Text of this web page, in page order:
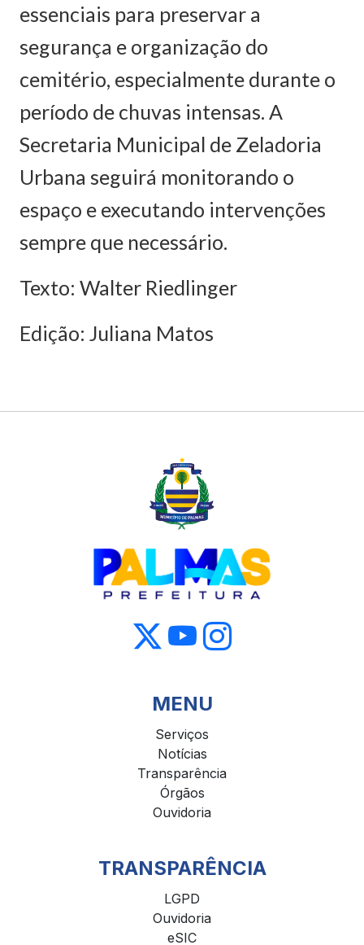
essenciais para preservar a
segurança e organização do
cemitério, especialmente durante o
período de chuvas intensas. A
Secretaria Municipal de Zeladoria
Urbana seguirá monitorando o
espaço e executando intervenções
sempre que necessário.
Texto: Walter Riedlinger
Edição: Juliana Matos
MENU
Serviços
Notícias
Transparência
Órgãos
Ouvidoria
TRANSPARÊNCIA
LGPD
Ouvidoria
eSIC